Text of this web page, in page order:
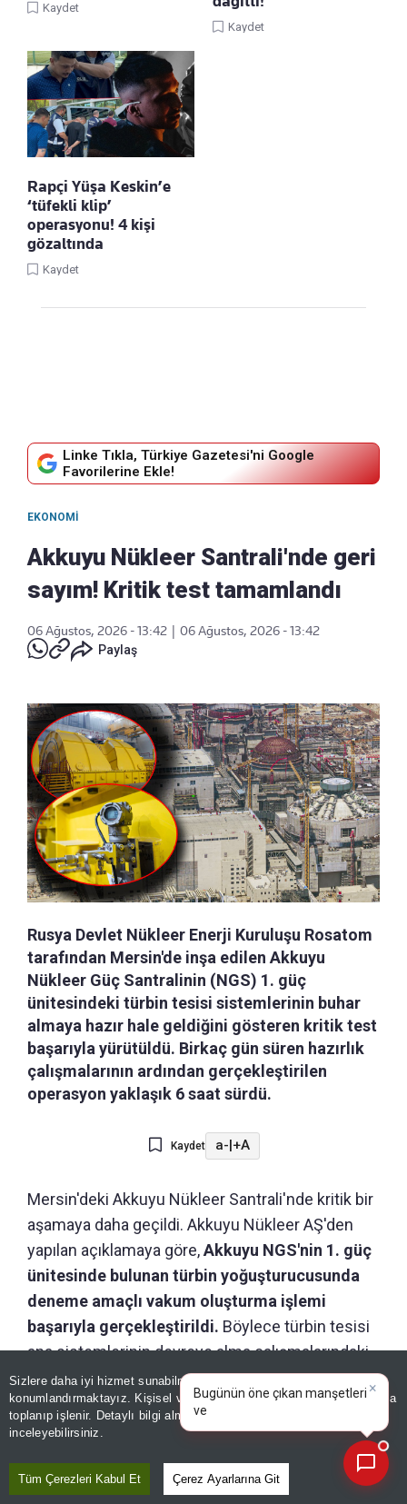
Sizlere daha iyi hizmet sunabilmek adına sitemizde
konumlandırmaktayız. Kişisel verileriniz, KVKK ve GDPR kapsamında
toplanıp işlenir. Detaylı bilgi almak için
inceleyebilirsiniz.
Tüm Çerezleri Kabul Et Çerez Ayarlarına Git
Kaydet
Kaydet
Rapçi Yüşa Keskin’e
‘tüfekli klip’
operasyonu! 4 kişi
gözaltında
Kaydet
Linke Tıkla, Türkiye Gazetesi'ni Google
Favorilerine Ekle!
EKONOMI
Akkuyu Nükleer Santrali'nde geri
sayım! Kritik test tamamlandı
06 Ağustos, 2026 - 13:42
06 Ağustos, 2026 - 13:42
Paylaş
Rusya Devlet Nükleer Enerji Kuruluşu Rosatom
tarafından Mersin'de inşa edilen Akkuyu
Nükleer Güç Santralinin (NGS) 1. güç
ünitesindeki türbin tesisi sistemlerinin buhar
almaya hazır hale geldiğini gösteren kritik test
başarıyla yürütüldü. Birkaç gün süren hazırlık
çalışmalarının ardından gerçekleştirilen
operasyon yaklaşık 6 saat sürdü.
Kaydet a-|+A
Mersin'deki Akkuyu Nükleer Santrali'nde kritik bir
aşamaya daha geçildi. Akkuyu Nükleer AŞ'den
yapılan açıklamaya göre,Akkuyu NGS'nin 1. güç
ünitesinde bulunan türbin yoğuşturucusunda
deneme amaçlı vakum oluşturma işlemi
başarıyla gerçekleştirildi. Böylece türbin tesisi
ana sistemlerinin devreye alma çalışmalarındaki
bir sonraki aşamaya hazır olduğu teyit edildi.
Bu kapsamda uzmanlar, türbin yoğuşturucu
sızdırmazlığını ve türbinin termomekanik
durumunu kontrol ederken, aynı zamanda
×
Bugünün öne çıkan manşetleri
ve gelişmeleri neler?